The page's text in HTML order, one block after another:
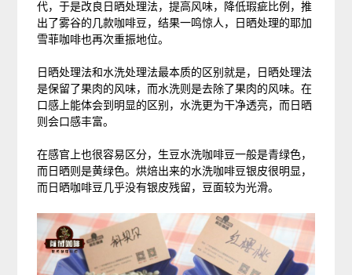
代，于是改良日晒处理法，提高风味，降低瑕疵比例，推
出了雾谷的几款咖啡豆，结果一鸣惊人，日晒处理的耶加
雪菲咖啡也再次重振地位。
日晒处理法和水洗处理法最本质的区别就是，日晒处理法
是保留了果肉的风味，而水洗则是去除了果肉的风味。在
口感上能体会到明显的区别，水洗更为干净透亮，而日晒
则会口感丰富。
在感官上也很容易区分，生豆水洗咖啡豆一般是青绿色，
而日晒则是黄绿色。烘焙出来的水洗咖啡豆银皮很明显，
而日晒咖啡豆几乎没有银皮残留，豆面较为光滑。